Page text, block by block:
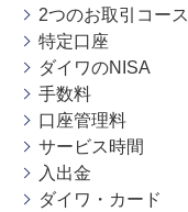
2つのお取引コース
特定口座
ダイワのNISA
手数料
口座管理料
サービス時間
入出金
ダイワ・カード